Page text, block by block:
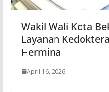
Wakil Wali Kota
Layanan
Hermina
April 16, 2026